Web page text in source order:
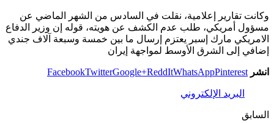
وكانت تقارير إعلامية، نقلت في السادس من الشهر الماضي عن
مسؤول أمريكي، طلب عدم الكشف عن هويته، قوله إن وزير الدفاع
الامريكي مارك إسبر يعتزم إرسال ما بين خمسة وسبعة آلاف جندي
إضافي إلى الشرق الأوسط لمواجهة إيران
انشر FacebookTwitterGoogle+ReddItWhatsAppPinterest
البريد الإلكتروني
السابق